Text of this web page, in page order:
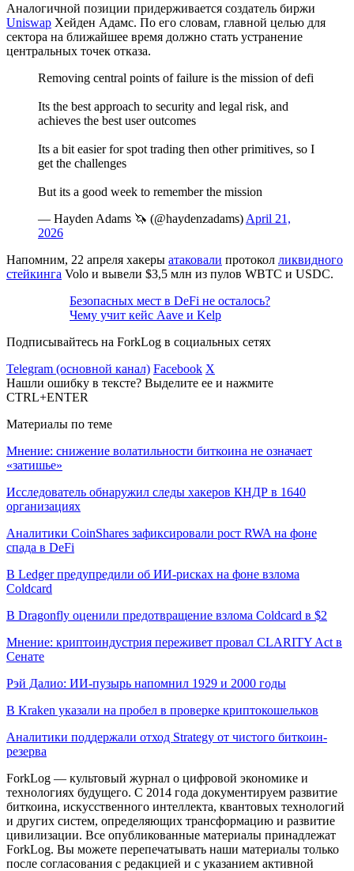
Аналогичной позиции придерживается создатель биржи
Uniswap Хейден Адамс. По его словам, главной целью для
сектора на ближайшее время должно стать устранение
центральных точек отказа.
Removing central points of failure is the mission of defi
Its the best approach to security and legal risk, and
achieves the best user outcomes
Its a bit easier for spot trading then other primitives, so I
get the challenges
But its a good week to remember the mission
— Hayden Adams 🦄 (@haydenzadams) April 21,
2026
Напомним, 22 апреля хакеры атаковали протокол ликвидного
стейкинга Volo и вывели $3,5 млн из пулов WBTC и USDC.
Безопасных мест в DeFi не осталось?
Чему учит кейс Aave и Kelp
Подписывайтесь на ForkLog в социальных сетях
Telegram (основной канал) Facebook X
Нашли ошибку в тексте? Выделите ее и нажмите
CTRL+ENTER
Материалы по теме
Мнение: снижение волатильности биткоина не означает
«затишье»
Исследователь обнаружил следы хакеров КНДР в 1640
организациях
Аналитики CoinShares зафиксировали рост RWA на фоне
спада в DeFi
В Ledger предупредили об ИИ-рисках на фоне взлома
Coldcard
В Dragonfly оценили предотвращение взлома Coldcard в $2
Мнение: криптоиндустрия переживет провал CLARITY Act в
Сенате
Рэй Далио: ИИ-пузырь напомнил 1929 и 2000 годы
В Kraken указали на пробел в проверке криптокошельков
Аналитики поддержали отход Strategy от чистого биткоин-
резерва
ForkLog — культовый журнал о цифровой экономике и
технологиях будущего. С 2014 года документируем развитие
биткоина, искусственного интеллекта, квантовых технологий
и других систем, определяющих трансформацию и развитие
цивилизации. Все опубликованные материалы принадлежат
ForkLog. Вы можете перепечатывать наши материалы только
после согласования с редакцией и с указанием активной